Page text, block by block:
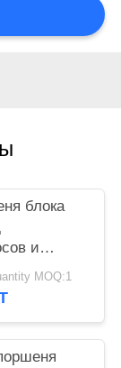
блока
и
MOQ:1